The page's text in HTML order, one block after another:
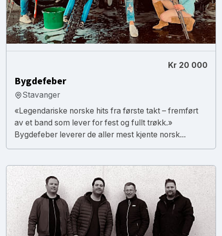
Kr 20 000
Bygdefeber
Stavanger
«Legendariske norske hits fra første takt – fremført
av et band som lever for fest og fullt trøkk.»
Bygdefeber leverer de aller mest kjente norsk...